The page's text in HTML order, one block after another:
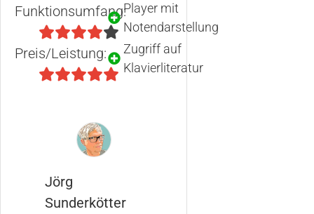
Funktionsumfang:
Preis/Leistung:
Player mit
Notendarstellung
Zugriff auf
Klavierliteratur
Jörg
Sunderkötter